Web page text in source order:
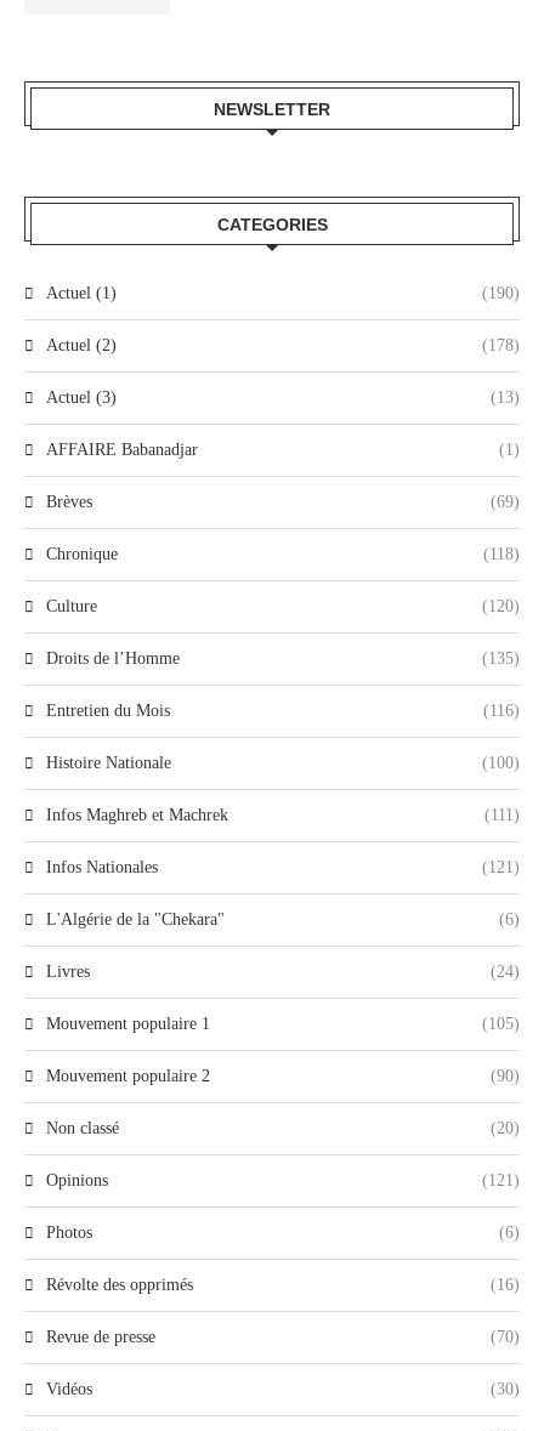
NEWSLETTER
CATEGORIES
Actuel (1) (190)
Actuel (2) (178)
Actuel (3) (13)
AFFAIRE Babanadjar (1)
Brèves (69)
Chronique (118)
Culture (120)
Droits de l’Homme (135)
Entretien du Mois (116)
Histoire Nationale (100)
Infos Maghreb et Machrek (111)
Infos Nationales (121)
L'Algérie de la "Chekara" (6)
Livres (24)
Mouvement populaire 1 (105)
Mouvement populaire 2 (90)
Non classé (20)
Opinions (121)
Photos (6)
Révolte des opprimés (16)
Revue de presse (70)
Vidéos (30)